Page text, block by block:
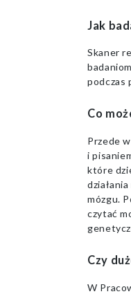
Jak
Skaner
podczas
Co
Przede
i
które
mózgu.
czytać
Czy
W